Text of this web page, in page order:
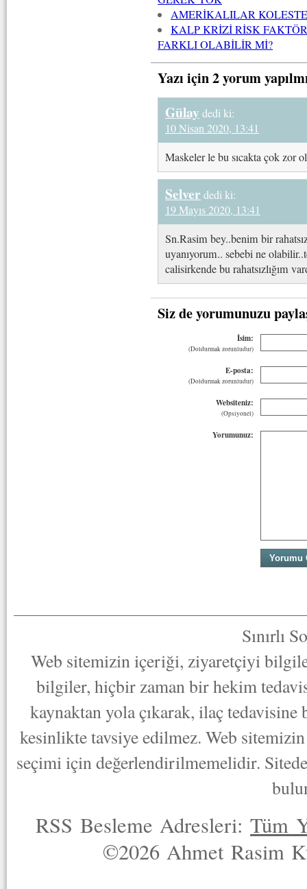
AMERİKALILAR
KALP KRİZİ RİSK
FARKLI OLABİLİR Mİ?
Yazı için 2 yorum
Gülay dedi ki:
10 Nisan 2020, 13:41
Maskeler le bu sıcakta çok zor
Selverdedi ki:
19 Mayıs 2020, 13:41
Sn.Rasim bey..benim bir
uyanıyorum.. sebebi ne
calisirkende bu rahatsızlığım
Siz de yorumunuzu
İsim:
(Doldurmak zorunludur)
E-posta:
(Doldurmak zorunludur)
Websiteniz:
(Opsiyonel)
Yorumunuz:
Sınırlı
Web sitemizin içeriği, ziyaretçiyi
bilgiler, hiçbir zaman bir hekim
kaynaktan yola çıkarak, ilaç
kesinlikte tavsiye edilmez. Web
seçimi için değerlendirilmemelidir.
RSS Besleme Adresleri:Tüm
©2026 Ahmet Rasim